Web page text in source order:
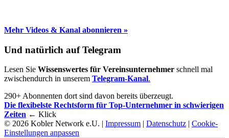
Mehr Videos & Kanal abonnieren »
Und natürlich auf Telegram
Lesen Sie Wissenswertes für Vereinsunternehmer schnell mal
zwischendurch in unserem Telegram-Kanal.
290+ Abonnenten dort sind davon bereits überzeugt.
Die flexibelste Rechtsform für Top-Unternehmer in schwierigen
Zeiten ← Klick
© 2026 Kobler Network e.U. | Impressum | Datenschutz | Cookie-
Einstellungen anpassen